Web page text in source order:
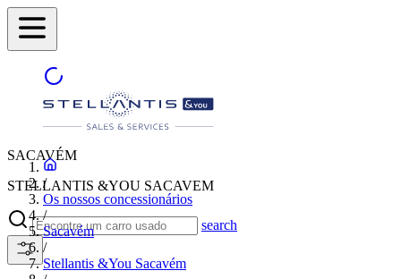
SACAVÉM
STELLANTIS &YOU SACAVEM
search
/
Os nossos concessionários
/
Sacavém
/
Stellantis &You Sacavém